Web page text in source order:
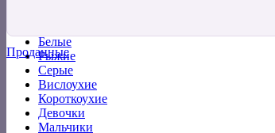
Белые
Рыжие
Серые
Вислоухие
Короткоухие
Девочки
Мальчики
Проданные